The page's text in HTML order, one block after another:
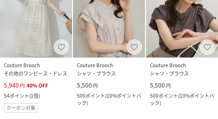
Couture Brooch
その他のワンピース・ドレス
5,940 円 40%OFF
54ポイント(1倍)
クーポン対象
Couture Brooch
シャツ・ブラウス
5,500 円
500ポイント(10%ポイントバ
ック)
Couture Brooch
シャツ・ブラウス
5,500 円
500ポイント(10%ポイントバ
ック)